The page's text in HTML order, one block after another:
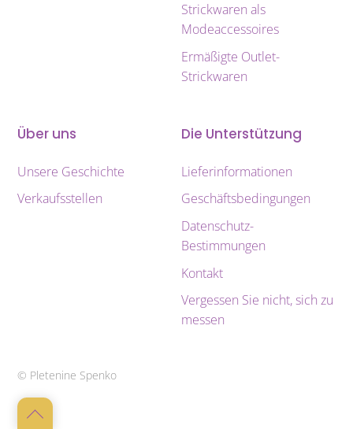
Strickwaren als
Modeaccessoires
Ermäßigte Outlet-
Strickwaren
Über uns
Unsere Geschichte
Verkaufsstellen
Die Unterstützung
Lieferinformationen
Geschäftsbedingungen
Datenschutz-
Bestimmungen
Kontakt
Vergessen Sie nicht, sich zu
messen
Back
© Pletenine Spenko